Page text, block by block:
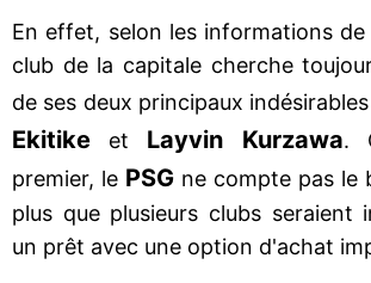
En effet, selon les informations de
club de la capitale cherche
de ses deux principaux
Ekitike et Layvin Kurzawa.
premier, le PSG ne compte pas le
plus que plusieurs clubs seraient
un prêt avec une option d'achat